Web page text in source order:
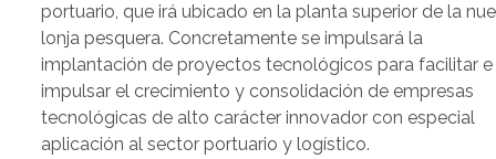
portuario, que irá ubicado en la planta superior de la
lonja pesquera. Concretamente se impulsará la
implantación de proyectos tecnológicos para facilitar e
impulsar el crecimiento y consolidación de empresas
tecnológicas de alto carácter innovador con especial
aplicación al sector portuario y logístico.